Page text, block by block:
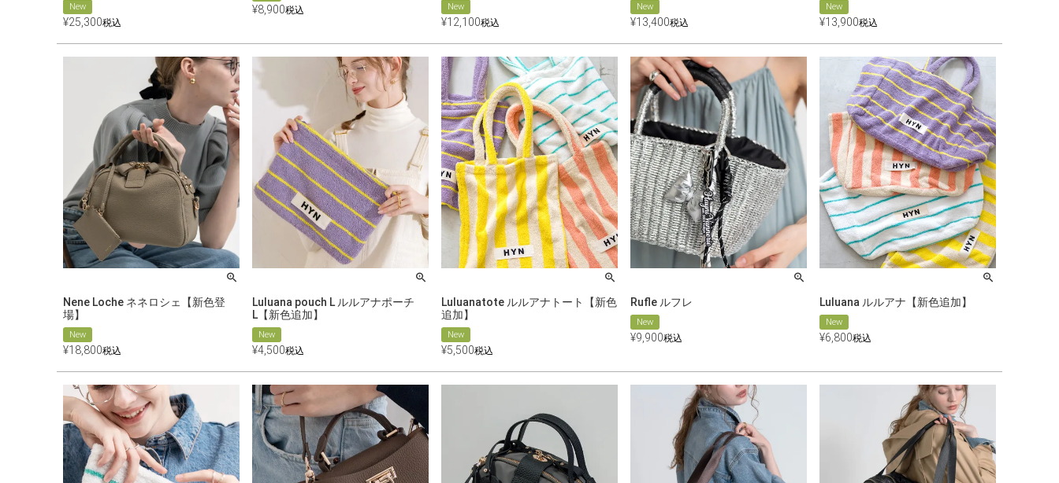
New
¥25,300税込
¥8,900税込 New
¥12,100税込
New
¥13,400税込
New
¥13,900税込
Nene Loche ネネロシェ【新色登
場】
New
¥18,800税込
Luluana pouch L ルルアナポーチ
L【新色追加】
New
¥4,500税込
Luluanatote ルルアナトート【新色
追加】
New
¥5,500税込
Rufle ルフレ
New
¥9,900税込
Luluana ルルアナ【新色追加】
New
¥6,800税込